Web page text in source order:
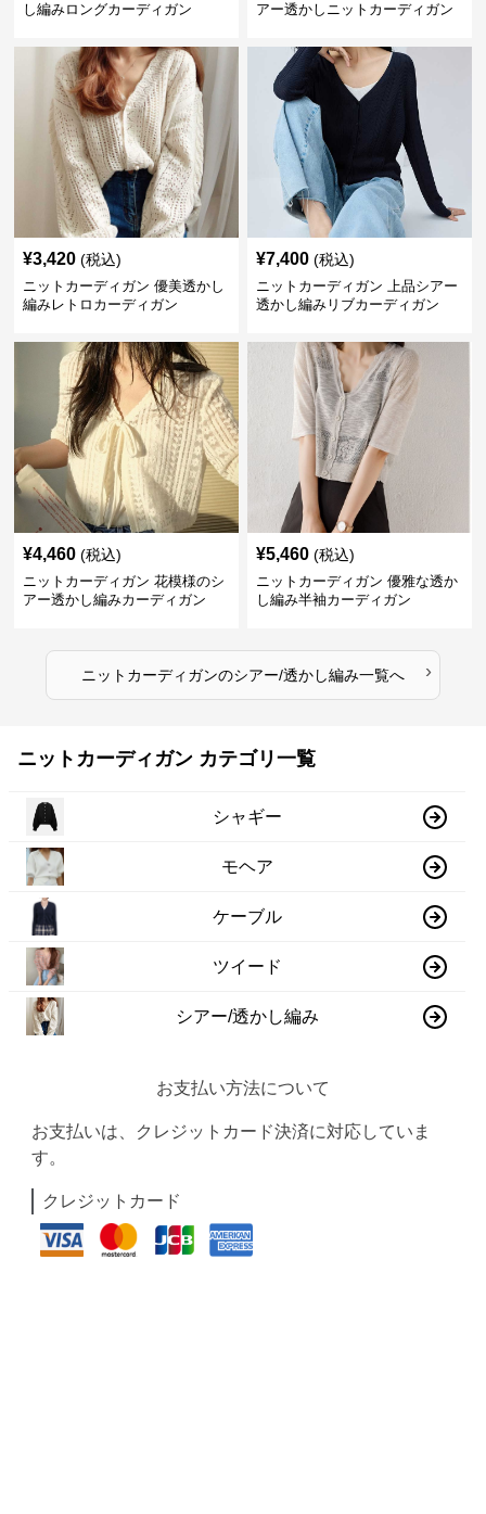
し編みロングカーディガン
アー透かしニットカーディガン
¥3,420 (税込)
ニットカーディガン 優美透かし
編みレトロカーディガン
¥7,400 (税込)
ニットカーディガン 上品シアー
透かし編みリブカーディガン
¥4,460 (税込)
ニットカーディガン 花模様のシ
アー透かし編みカーディガン
¥5,460 (税込)
ニットカーディガン 優雅な透か
し編み半袖カーディガン
ニットカーディガンのシアー/透かし編み一覧へ ›
ニットカーディガン カテゴリ一覧
シャギー
モヘア
ケーブル
ツイード
シアー/透かし編み
お支払い方法について
お支払いは、クレジットカード決済に対応していま
す。
クレジットカード